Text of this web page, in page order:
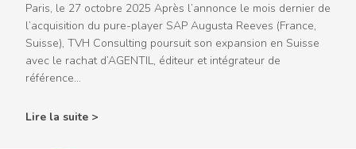
Paris, le 27 octobre 2025 Après l’annonce le mois dernier de
l’acquisition du pure-player SAP Augusta Reeves (France,
Suisse), TVH Consulting poursuit son expansion en Suisse
avec le rachat d’AGENTIL, éditeur et intégrateur de
référence...
Lire la suite >